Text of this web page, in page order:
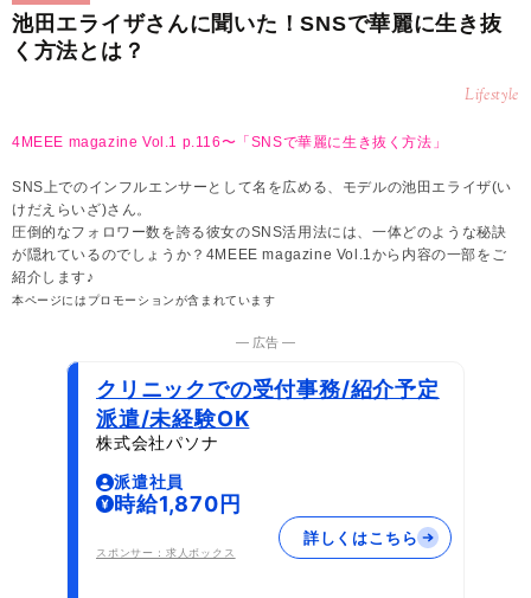
池田エライザさんに聞いた！SNSで華麗に生き抜
く方法とは？
Lifestyle
4MEEE magazine Vol.1 p.116〜「SNSで華麗に生き抜く方法」
SNS上でのインフルエンサーとして名を広める、モデルの池田エライザ(い
けだえらいざ)さん。
圧倒的なフォロワー数を誇る彼女のSNS活用法には、一体どのような秘訣
が隠れているのでしょうか？4MEEE magazine Vol.1から内容の一部をご
紹介します♪
本ページにはプロモーションが含まれています
― 広告 ―
クリニックでの受付事務/紹介予定
派遣/未経験OK
株式会社パソナ
派遣社員
時給1,870円
スポンサー：求人ボックス
詳しくはこちら